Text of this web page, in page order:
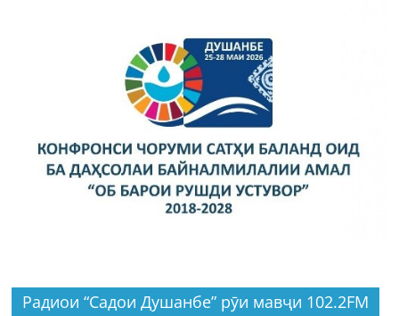
Радиои “Садои Душанбе” рӯи мавҷи 102.2FM